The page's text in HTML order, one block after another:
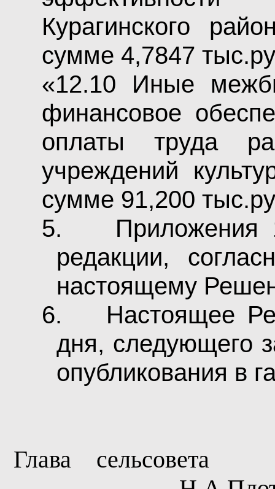
Курагинского
сумме 4,7847
«12.10 Иные
финансовое
оплаты труда
учреждений
сумме 91,200
5.
Приложения
редакции,
настоящему
6.
Настоящее
дня, следующего
опубликования в
Глава
сельсовета